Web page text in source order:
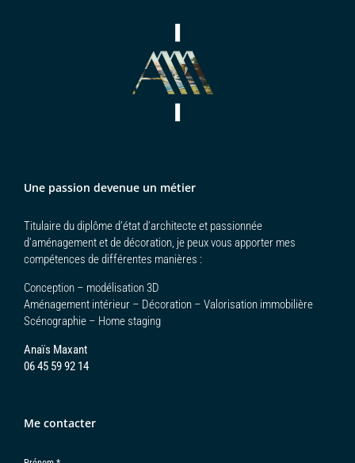
Une passion devenue un métier
Titulaire du diplôme d’état d’architecte et passionnée
d’aménagement et de décoration, je peux vous apporter mes
compétences de différentes manières :
Conception – modélisation 3D
Aménagement intérieur – Décoration – Valorisation immobilière
Scénographie – Home staging
Anaïs Maxant
06 45 59 92 14
Me contacter